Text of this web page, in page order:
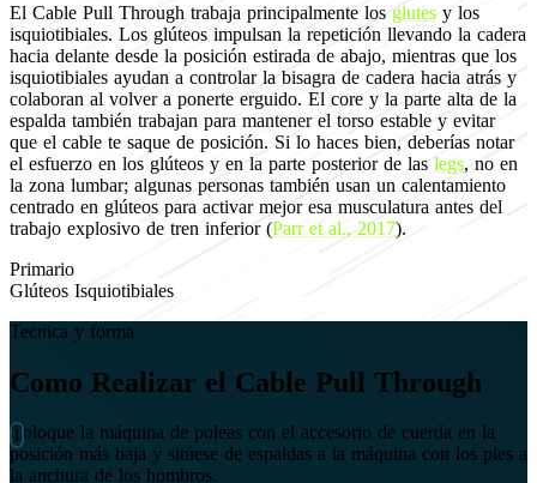
El Cable Pull Through trabaja principalmente los glutes y los
isquiotibiales. Los glúteos impulsan la repetición llevando la cadera
hacia delante desde la posición estirada de abajo, mientras que los
isquiotibiales ayudan a controlar la bisagra de cadera hacia atrás y
colaboran al volver a ponerte erguido. El core y la parte alta de la
espalda también trabajan para mantener el torso estable y evitar
que el cable te saque de posición. Si lo haces bien, deberías notar
el esfuerzo en los glúteos y en la parte posterior de las legs, no en
la zona lumbar; algunas personas también usan un calentamiento
centrado en glúteos para activar mejor esa musculatura antes del
trabajo explosivo de tren inferior (Parr et al., 2017).
Primario
Glúteos Isquiotibiales
Tecnica y forma
Como Realizar el Cable Pull Through
Coloque la máquina de poleas con el accesorio de cuerda en la
posición más baja y sitúese de espaldas a la máquina con los pies a
la anchura de los hombros.